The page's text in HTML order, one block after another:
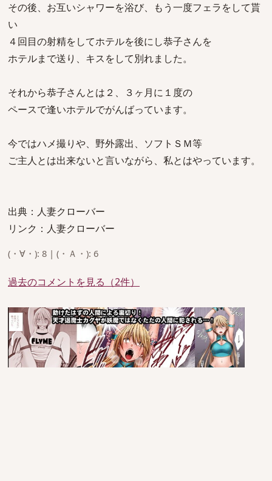
その後、お互いシャワーを浴び、もう一度フェラをして貰
い
４回目の射精をしてホテルを後にし恭子さんを
ホテルまで送り、キスをして別れました。
それから恭子さんとは２、３ヶ月に１度の
ペースで逢いホテルでがんばっています。
今ではハメ撮りや、野外露出、ソフトＳＭ等
ご主人とは出来ないと言いながら、私とはやっています。
出典：人妻クローバー
リンク：人妻クローバー
(・∀・): 8 | (・Ａ・): 6
過去のコメントを見る（2件）